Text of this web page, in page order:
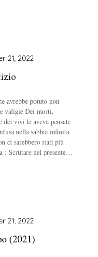
21, 2022
avrebbe potuto non
valigie Dei morti,
dei vivi le aveva pensate
nella sabbia infinita
ci sarebbero stati più
Scrutare nel presente…
(2021)
21, 2022